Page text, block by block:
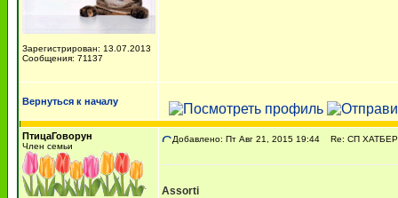
Зарегистрирован: 13.07.2013
Сообщения: 71137
Вернуться к началу
ПтицаГоворун
Член семьи
Добавлено: Пт Авг 21, 2015 19:44 Re: СП ХАТБЕР
Assorti